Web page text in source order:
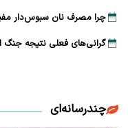
چرا مصرف نان سبوس‌دار
گرانی‌های فعلی نتیجه
چندرسانه‌ای